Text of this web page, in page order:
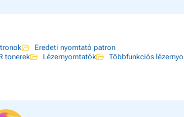
Eredeti nyomtató patron
tonerek Lézernyomtatók
Többfunkciós